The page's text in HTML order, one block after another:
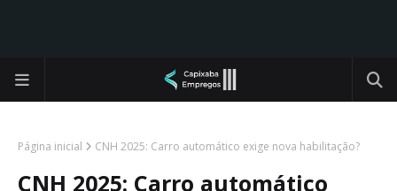
Página inicial CNH 2025: Carro automático exige nova habilitação?
CNH 2025: Carro automático